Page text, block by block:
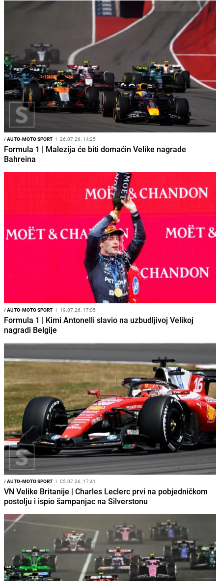
/AUTO-MOTO SPORT I 26.07.26. 14:25
Formula 1 | Malezija će biti domaćin Velike nagrade
Bahreina
/AUTO-MOTO SPORT I 19.07.26. 17:05
Formula 1 | Kimi Antonelli slavio na uzbudljivoj Velikoj
nagradi Belgije
/AUTO-MOTO SPORT I 05.07.26. 17:41
VN Velike Britanije | Charles Leclerc prvi na pobjedničkom
postolju i ispio šampanjac na Silverstonu